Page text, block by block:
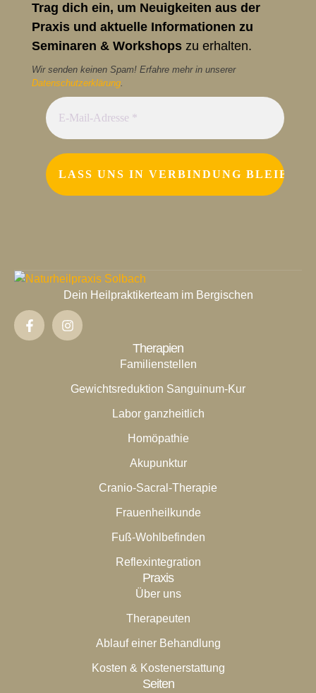
Trag dich ein, um Neuigkeiten aus der
Praxis und aktuelle Informationen zu
Seminaren & Workshops zu erhalten.
Wir senden keinen Spam! Erfahre mehr in unserer
Datenschutzerklärung.
Dein Heilpraktikerteam im Bergischen
Therapien
Familienstellen
Gewichtsreduktion Sanguinum-Kur
Labor ganzheitlich
Homöpathie
Akupunktur
Cranio-Sacral-Therapie
Frauenheilkunde
Fuß-Wohlbefinden
Reflexintegration
Praxis
Über uns
Therapeuten
Ablauf einer Behandlung
Kosten & Kostenerstattung
Seiten